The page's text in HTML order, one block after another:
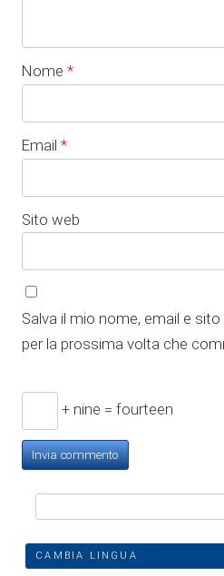
Nome *
Email *
Sito web
Salva il mio nome, email e
per la prossima volta che
+ nine = fourteen
per:
CAMBIA LINGUA